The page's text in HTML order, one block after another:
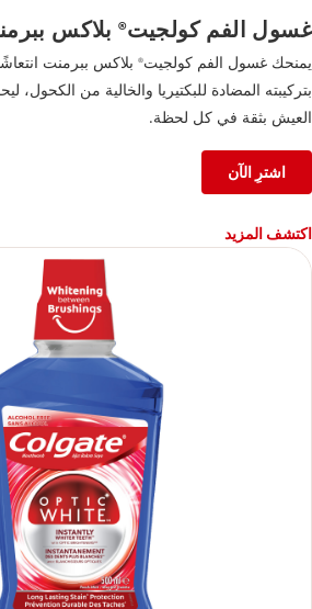
غسول الفم كولجيت®بلاكس
يمنحك غسول الفم كولجيت®
بلاكس
بتركيبته المضادة للبكتيريا والخالية من الكحول،
العيش بثقة في كل لحظة.
اشترِ الآن
اكتشف المزيد